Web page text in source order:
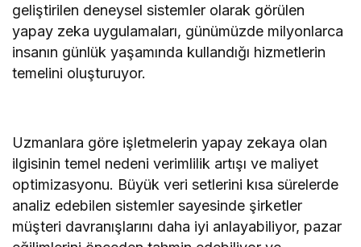
geliştirilen deneysel sistemler olarak görülen
yapay zeka uygulamaları, günümüzde milyonlarca
insanın günlük yaşamında kullandığı hizmetlerin
temelini oluşturuyor.
Uzmanlara göre işletmelerin yapay zekaya olan
ilgisinin temel nedeni verimlilik artışı ve maliyet
optimizasyonu. Büyük veri setlerini kısa sürelerde
analiz edebilen sistemler sayesinde şirketler
müşteri davranışlarını daha iyi anlayabiliyor, pazar